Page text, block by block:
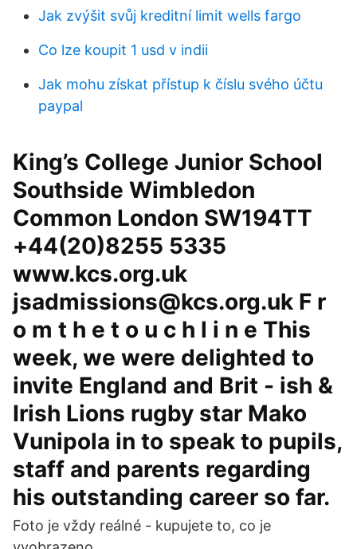
Jak zvýšit svůj kreditní limit wells fargo
Co lze koupit 1 usd v indii
Jak mohu získat přístup k číslu svého účtu
paypal
King’s College Junior School
Southside Wimbledon
Common London SW194TT
+44(20)8255 5335
www.kcs.org.uk
jsadmissions@kcs.org.uk F r
o m t h e t o u c h l i n e This
week, we were delighted to
invite England and Brit - ish &
Irish Lions rugby star Mako
Vunipola in to speak to pupils,
staff and parents regarding
his outstanding career so far.
Foto je vždy reálné - kupujete to, co je